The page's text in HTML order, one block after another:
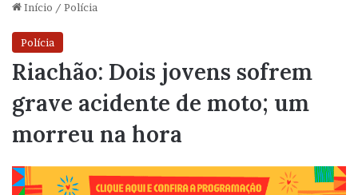
Início / Polícia
Polícia
Riachão: Dois jovens sofrem
grave acidente de moto; um
morreu na hora